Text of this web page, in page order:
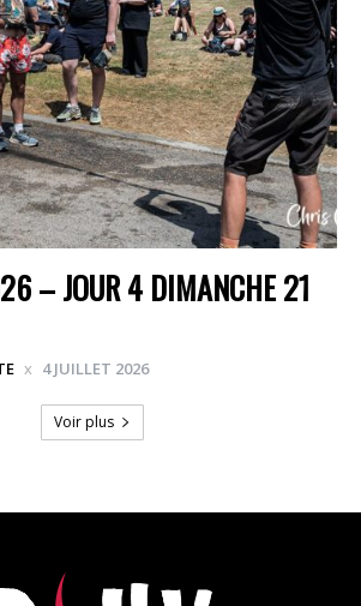
– JOUR 4 DIMANCHE 21
4 JUILLET 2026
Voir plus